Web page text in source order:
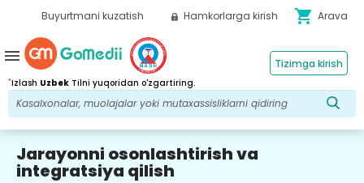
Buyurtmani kuzatish Hamkorlarga kirish shopping_cart Arava
*Izlash Uzbek Tilni yuqoridan o'zgartiring.
Tizimga kirish
menu
Jarayonni osonlashtirish va
integratsiya qilish